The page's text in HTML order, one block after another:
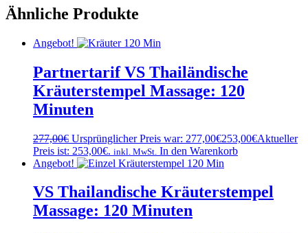
Ähnliche Produkte
Angebot!
Partnertarif VS Thailändische
Kräuterstempel Massage: 120
Minuten
277,00€ Ursprünglicher Preis war: 277,00€253,00€Aktueller
Preis ist: 253,00€. inkl. MwSt. In den Warenkorb
Angebot!
VS Thailandische Kräuterstempel
Massage: 120 Minuten